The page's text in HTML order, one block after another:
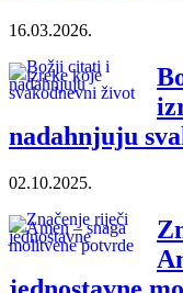
16.03.2026.
nadahnjuju
02.10.2025.